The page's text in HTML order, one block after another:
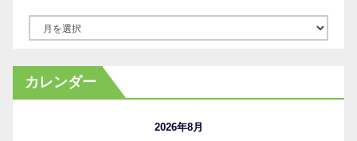
カ
イ
カレンダー
2026年8月